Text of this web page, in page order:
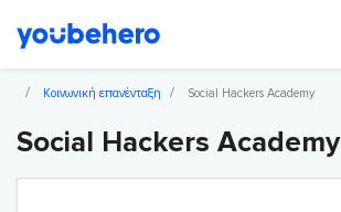
Κοινωνική επανένταξη Social Hackers Academy
Social Hackers Academy